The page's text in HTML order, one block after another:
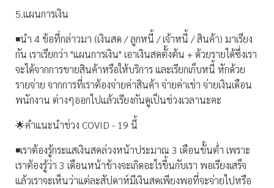
5.แผนการเงิน
◾️นำ 4 ข้อที่กล่าวมา (เงินสด / ลูกหนี้ / เจ้าหนี้ / สินค้า) มาเรียง
กัน เราเรียกว่า "แผนการเงิน" เอาเงินสดตั้งต้น + ด้วยรายได้ซึ่งเรา
จะได้จากการขายสินค้าหรือให้บริการ และเรียกเก็บหนี้ หักด้วย
รายจ่าย จากการที่เราต้องจ่ายค่าสินค้า จ่ายค่าเช่า จ่ายเงินเดือน
พนักงาน ต่างๆออกไปแล้วเรียงกันดูเป็นช่วงเวลานะคะ
🌟คำแนะนำช่วง COVID - 19 นี้
◾️เราต้องรู้กระแสเงินสดล่วงหน้าประมาณ 3 เดือนขั้นต่ำ เพราะ
เราต้องรู้ว่า 3 เดือนหน้าข้างจะเกิดอะไรขึ้นกับเรา พอเรียงเสร็จ
แล้วเราจะเห็นว่าแต่ละสัปดาห์มีเงินสดเพียงพอที่จะจ่ายไปหรือ